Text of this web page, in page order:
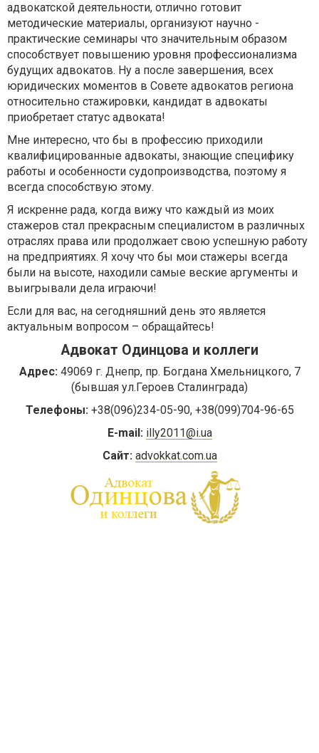
адвокатской деятельности, отлично готовит
методические материалы, организуют научно -
практические семинары что значительным образом
способствует повышению уровня профессионализма
будущих адвокатов. Ну а после завершения, всех
юридических моментов в Совете адвокатов региона
относительно стажировки, кандидат в адвокаты
приобретает статус адвоката!
Мне интересно, что бы в профессию приходили
квалифицированные адвокаты, знающие специфику
работы и особенности судопроизводства, поэтому я
всегда способствую этому.
Я искренне рада, когда вижу что каждый из моих
стажеров стал прекрасным специалистом в различных
отраслях права или продолжает свою успешную работу
на предприятиях. Я хочу что бы мои стажеры всегда
были на высоте, находили самые веские аргументы и
выигрывали дела играючи!
Если для вас, на сегодняшний день это является
актуальным вопросом – обращайтесь!
Адвокат Одинцова и коллеги
Адрес:49069 г. Днепр, пр. Богдана Хмельницкого, 7
(бывшая ул.Героев Сталинграда)
Телефоны:+38(096)234-05-90, +38(099)704-96-65
E-mail: illy2011@i.ua
Сайт: advokkat.com.ua